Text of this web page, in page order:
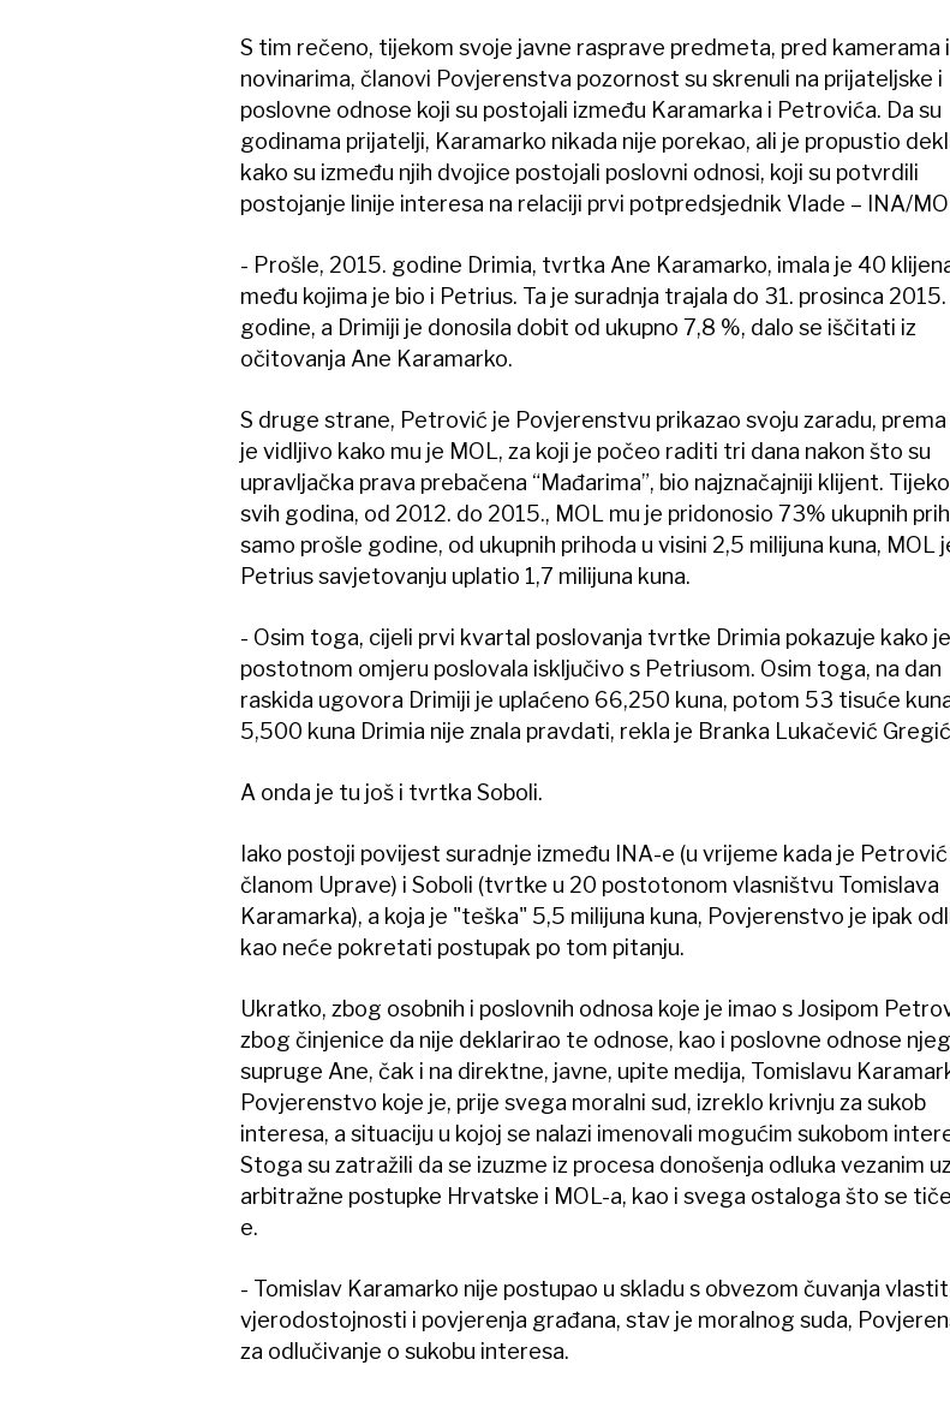
S tim rečeno, tijekom svoje javne rasprave predmeta, pred kamerama i
novinarima, članovi Povjerenstva pozornost su skrenuli na prijateljske i
poslovne odnose koji su postojali između Karamarka i Petrovića. Da su
godinama prijatelji, Karamarko nikada nije porekao, ali je propustio
kako su između njih dvojice postojali poslovni odnosi, koji su potvrdili
postojanje linije interesa na relaciji prvi potpredsjednik Vlade – INA/
- Prošle, 2015. godine Drimia, tvrtka Ane Karamarko, imala je 40
među kojima je bio i Petrius. Ta je suradnja trajala do 31. prosinca 2015.
godine, a Drimiji je donosila dobit od ukupno 7,8 %, dalo se iščitati iz
očitovanja Ane Karamarko.
S druge strane, Petrović je Povjerenstvu prikazao svoju zaradu,
je vidljivo kako mu je MOL, za koji je počeo raditi tri dana nakon što su
upravljačka prava prebačena “Mađarima”, bio najznačajniji klijent.
svih godina, od 2012. do 2015., MOL mu je pridonosio 73% ukupnih
samo prošle godine, od ukupnih prihoda u visini 2,5 milijuna kuna, MOL
Petrius savjetovanju uplatio 1,7 milijuna kuna.
- Osim toga, cijeli prvi kvartal poslovanja tvrtke Drimia pokazuje kako
postotnom omjeru poslovala isključivo s Petriusom. Osim toga, na dan
raskida ugovora Drimiji je uplaćeno 66,250 kuna, potom 53 tisuće
5,500 kuna Drimia nije znala pravdati, rekla je Branka Lukačević
A onda je tu još i tvrtka Soboli.
Iako postoji povijest suradnje između INA-e (u vrijeme kada je Petrović
članom Uprave) i Soboli (tvrtke u 20 postotonom vlasništvu Tomislava
Karamarka), a koja je "teška" 5,5 milijuna kuna, Povjerenstvo je ipak
kao neće pokretati postupak po tom pitanju.
Ukratko, zbog osobnih i poslovnih odnosa koje je imao s Josipom
zbog činjenice da nije deklarirao te odnose, kao i poslovne odnose
supruge Ane, čak i na direktne, javne, upite medija, Tomislavu
Povjerenstvo koje je, prije svega moralni sud, izreklo krivnju za sukob
interesa, a situaciju u kojoj se nalazi imenovali mogućim sukobom
Stoga su zatražili da se izuzme iz procesa donošenja odluka vezanim uz
arbitražne postupke Hrvatske i MOL-a, kao i svega ostaloga što se
e.
- Tomislav Karamarko nije postupao u skladu s obvezom čuvanja
vjerodostojnosti i povjerenja građana, stav je moralnog suda,
za odlučivanje o sukobu interesa.